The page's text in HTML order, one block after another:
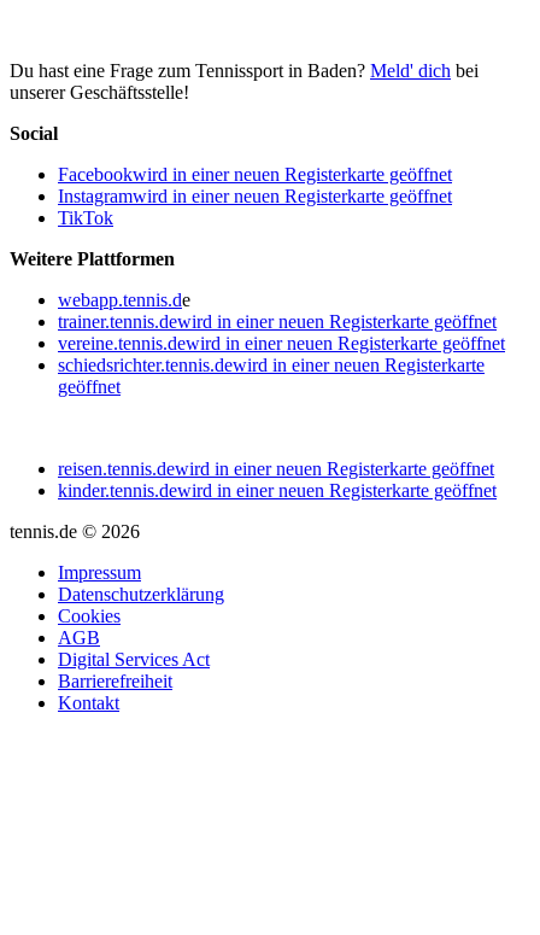
Du hast eine Frage zum Tennissport in Baden? Meld' dich bei
unserer Geschäftsstelle!
Social
Facebookwird in einer neuen Registerkarte geöffnet
Instagramwird in einer neuen Registerkarte geöffnet
TikTok
Weitere Plattformen
webapp.tennis.de
trainer.tennis.dewird in einer neuen Registerkarte geöffnet
vereine.tennis.dewird in einer neuen Registerkarte geöffnet
schiedsrichter.tennis.dewird in einer neuen Registerkarte
geöffnet
reisen.tennis.dewird in einer neuen Registerkarte geöffnet
kinder.tennis.dewird in einer neuen Registerkarte geöffnet
tennis.de © 2026
Impressum
Datenschutzerklärung
Cookies
AGB
Digital Services Act
Barrierefreiheit
Kontakt